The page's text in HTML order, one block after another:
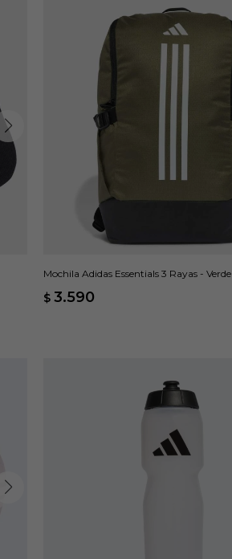
Mochila Adidas Essentials 3 Rayas - Verde
$ 3.590